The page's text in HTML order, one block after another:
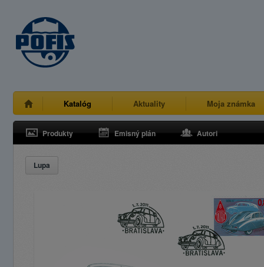
Katalóg Aktuality Moja známka
Produkty Emisný plán Autori
Lupa